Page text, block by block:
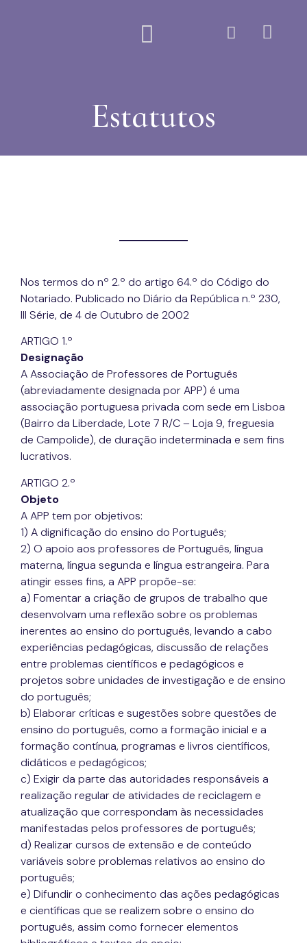
Estatutos
Nos termos do nº 2.º do artigo 64.º do Código do
Notariado. Publicado no Diário da República n.º 230,
III Série, de 4 de Outubro de 2002
ARTIGO 1.º
Designação
A Associação de Professores de Português
(abreviadamente designada por APP) é uma
associação portuguesa privada com sede em Lisboa
(Bairro da Liberdade, Lote 7 R/C – Loja 9, freguesia
de Campolide), de duração indeterminada e sem fins
lucrativos.
ARTIGO 2.º
Objeto
A APP tem por objetivos:
1) A dignificação do ensino do Português;
2) O apoio aos professores de Português, língua
materna, língua segunda e língua estrangeira. Para
atingir esses fins, a APP propõe-se:
a) Fomentar a criação de grupos de trabalho que
desenvolvam uma reflexão sobre os problemas
inerentes ao ensino do português, levando a cabo
experiências pedagógicas, discussão de relações
entre problemas científicos e pedagógicos e
projetos sobre unidades de investigação e de ensino
do português;
b) Elaborar críticas e sugestões sobre questões de
ensino do português, como a formação inicial e a
formação contínua, programas e livros científicos,
didáticos e pedagógicos;
c) Exigir da parte das autoridades responsáveis a
realização regular de atividades de reciclagem e
atualização que correspondam às necessidades
manifestadas pelos professores de português;
d) Realizar cursos de extensão e de conteúdo
variáveis sobre problemas relativos ao ensino do
português;
e) Difundir o conhecimento das ações pedagógicas
e científicas que se realizem sobre o ensino do
português, assim como fornecer elementos